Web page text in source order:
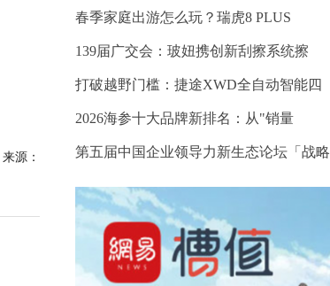
来源：
春季家庭出游怎么玩？瑞虎8 PLUS
139届广交会：玻妞携创新刮擦系统擦
打破越野门槛：捷途XWD全自动智能四
2026海参十大品牌新排名：从"销量
第五届中国企业领导力新生态论坛「战略